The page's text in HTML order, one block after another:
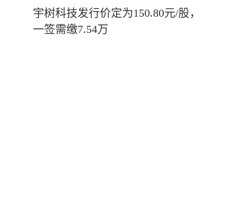
宇树科技发行价定为150.80元/股，
一签需缴7.54万